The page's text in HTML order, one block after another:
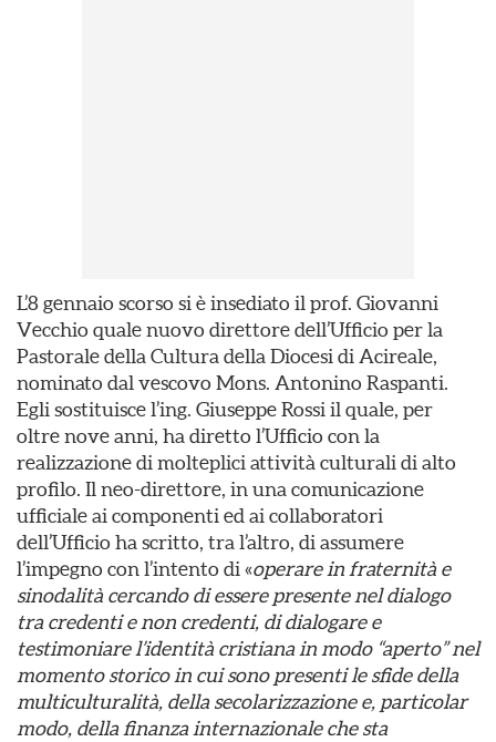
L’8 gennaio scorso si è insediato il prof. Giovanni
Vecchio quale nuovo direttore dell’Ufficio per la
Pastorale della Cultura della Diocesi di Acireale,
nominato dal vescovo Mons. Antonino Raspanti.
Egli sostituisce l’ing. Giuseppe Rossi il quale, per
oltre nove anni, ha diretto l’Ufficio con la
realizzazione di molteplici attività culturali di alto
profilo. Il neo-direttore, in una comunicazione
ufficiale ai componenti ed ai collaboratori
dell’Ufficio ha scritto, tra l’altro, di assumere
l’impegno con l’intento di «operare in fraternità e
sinodalità cercando di essere presente nel dialogo
tra credenti e non credenti, di dialogare e
testimoniare l’identità cristiana in modo “aperto” nel
momento storico in cui sono presenti le sfide della
multiculturalità, della secolarizzazione e, particolar
modo, della finanza internazionale che sta